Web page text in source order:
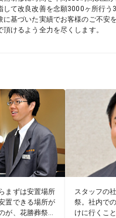
して改良改善を念願3000ヶ所行う
に基づいた実績でお客様のご不安
けるよう全力を尽くします。
まずは安置場所
置できる場所が
が、花勝葬祭で
スタッフの
祭。社内で
けに行くこ